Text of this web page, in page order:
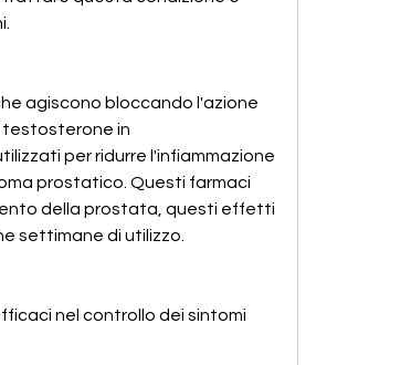
agiscono bloccando l'azione
testosterone in
per ridurre l'infiammazione
prostatico. Questi farmaci
della prostata, questi effetti
settimane di utilizzo.
nel controllo dei sintomi